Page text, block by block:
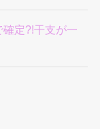
定?!干支が一